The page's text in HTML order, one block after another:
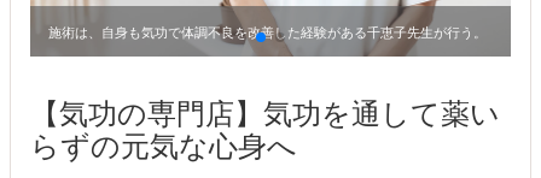
施術は、自身も気功で体調不良を改善した経験がある千恵子先生が行う。
【気功の専門店】気功を通して薬い
らずの元気な心身へ